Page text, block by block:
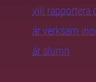
vill rapportera
är verksam
är alumn